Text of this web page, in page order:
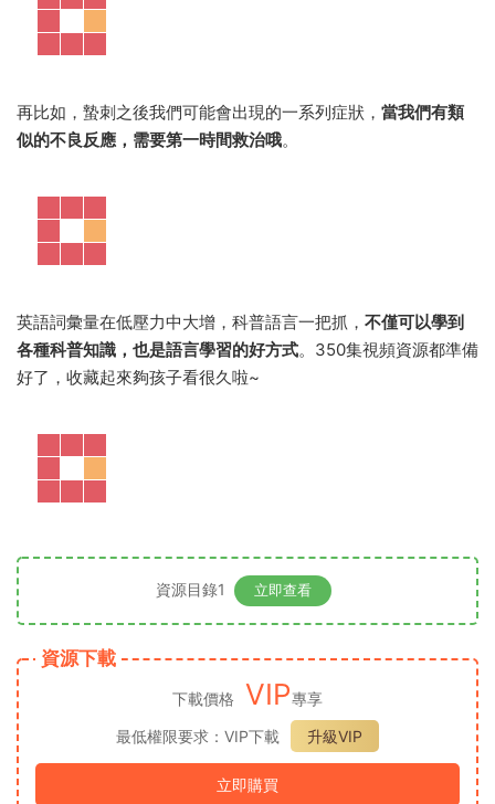
再比如，蟄刺之後我們可能會出現的一系列症狀， 當我們有類
似的不良反應，需要第一時間救治哦。
英語詞彙量在低壓力中大增，科普語言一把抓， 不僅可以學到
各種科普知識，也是語言學習的好方式。350集視頻資源都準備
好了，收藏起來夠孩子看很久啦~
資源目錄1 立即查看
資源下載
下載價格 VIP專享
最低權限要求：VIP下載
升級VIP
立即購買